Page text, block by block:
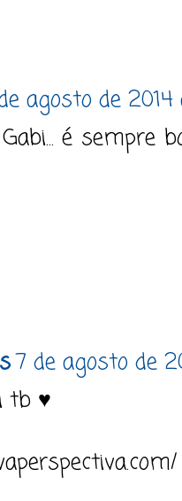
agosto de 2014
é sempre
7 de agosto de
tb ♥